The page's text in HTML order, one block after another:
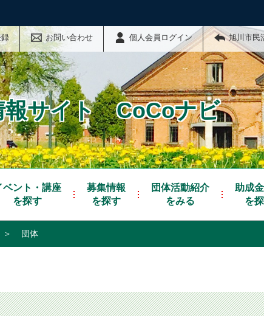
お問い合わせ 個人会員ログイン 旭川市民
報サイト CoCoナビ
ベント・講座
を探す
募集情報
を探す
団体活動紹介
をみる
助成
を
＞ 団体